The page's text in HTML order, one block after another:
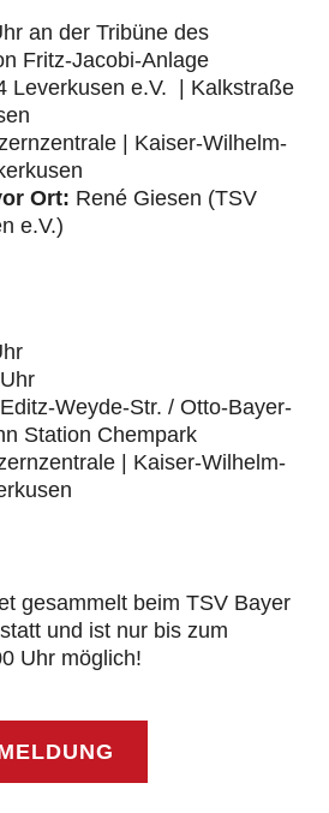
an der Tribüne des
Fritz-Jacobi-Anlage
Leverkusen e.V. | Kalkstraße
| Kaiser-Wilhelm-
Ort: René Giesen (TSV
e.V.)
Weyde-Str. / Otto-Bayer-
Station Chempark
| Kaiser-Wilhelm-
gesammelt beim TSV Bayer
und ist nur bis zum
Uhr möglich!